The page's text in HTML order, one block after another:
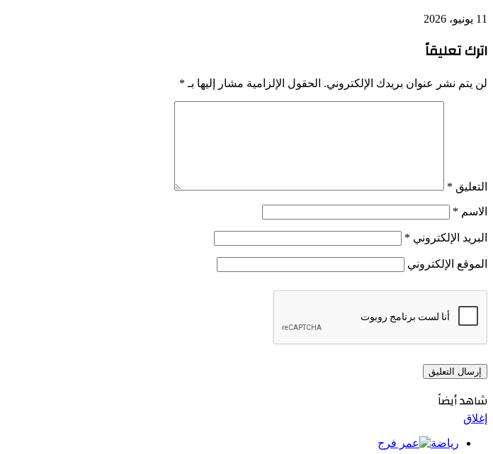
11 يونيو، 2026
اترك تعليقاً
لن يتم نشر عنوان بريدك الإلكتروني. الحقول الإلزامية مشار إليها بـ *
التعليق *
الاسم *
البريد الإلكتروني *
الموقع الإلكتروني
شاهد أيضاً
إغلاق
رياضة